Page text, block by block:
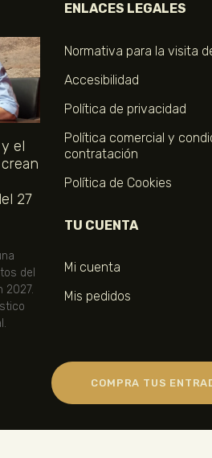
el
27
del
2027.
ENLACES LEGALES
Normativa para la visita
Accesibilidad
Política de privacidad
Política comercial y
contratación
Política de Cookies
TU CUENTA
Mi cuenta
Mis pedidos
COMPRA TUS